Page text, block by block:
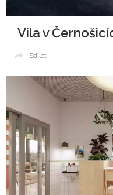
Vila v
Sdílet